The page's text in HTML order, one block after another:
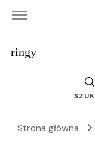
ringy
Strona główna